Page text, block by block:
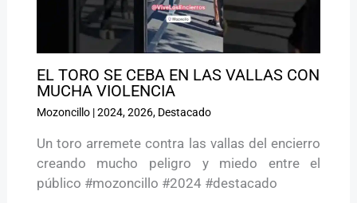
EL TORO SE CEBA EN LAS VALLAS CON
MUCHA VIOLENCIA
Mozoncillo|2024,2026, Destacado
Un toro arremete contra las vallas del encierro
creando mucho peligro y miedo entre el
público #mozoncillo #2024 #destacado